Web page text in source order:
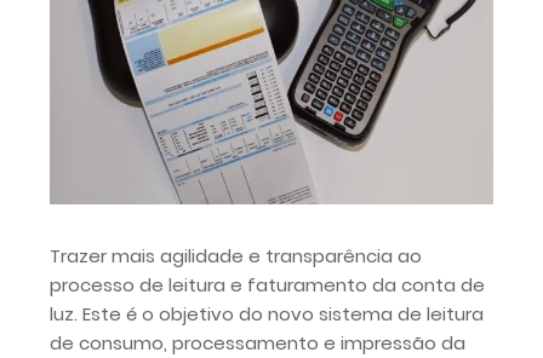
Trazer mais agilidade e transparência ao
processo de leitura e faturamento da conta de
luz. Este é o objetivo do novo sistema de leitura
de consumo, processamento e impressão da